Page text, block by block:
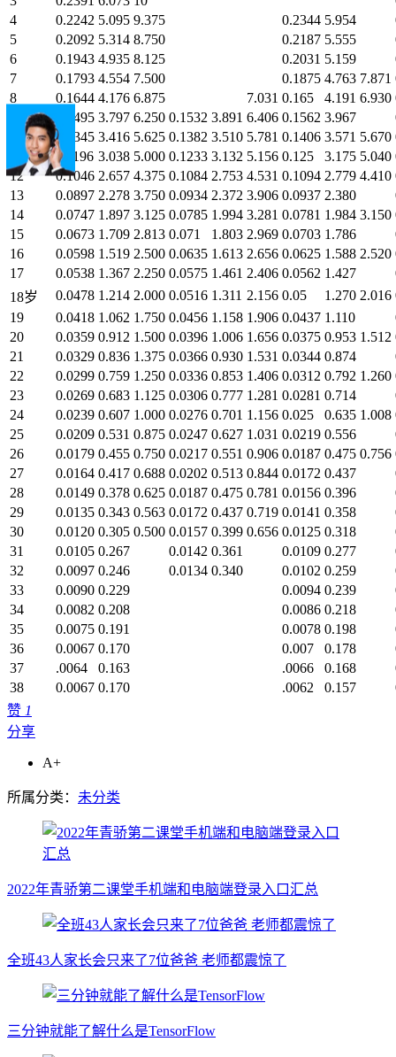
4
0.2242 5.095 9.375 0.2344 5.954
5
0.2092 5.314 8.750 0.2187 5.555
6
0.1943 4.935 8.125 0.2031 5.159
7
0.1793 4.554 7.500 0.1875 4.763 7.871
8
0.1644 4.176 6.875 7.031 0.165 4.191 6.930
0.1495 3.797 6.250 0.1532 3.891 6.406 0.1562 3.967
0.1345 3.416 5.625 0.1382 3.510 5.781 0.1406 3.571 5.670
0.1196 3.038 5.000 0.1233 3.132 5.156 0.125 3.175 5.040
12
0.1046 2.657 4.375 0.1084 2.753 4.531 0.1094 2.779 4.410
13
0.0897 2.278 3.750 0.0934 2.372 3.906 0.0937 2.380
14
0.0747 1.897 3.125 0.0785 1.994 3.281 0.0781 1.984 3.150
15
0.0673 1.709 2.813 0.071 1.803 2.969 0.0703 1.786
16
0.0598 1.519 2.500 0.0635 1.613 2.656 0.0625 1.588 2.520
17
0.0538 1.367 2.250 0.0575 1.461 2.406 0.0562 1.427
18岁
0.0478 1.214 2.000 0.0516 1.311 2.156 0.05 1.270 2.016
19
0.0418 1.062 1.750 0.0456 1.158 1.906 0.0437 1.110
20
0.0359 0.912 1.500 0.0396 1.006 1.656 0.0375 0.953 1.512
21
0.0329 0.836 1.375 0.0366 0.930 1.531 0.0344 0.874
22
0.0299 0.759 1.250 0.0336 0.853 1.406 0.0312 0.792 1.260
23
0.0269 0.683 1.125 0.0306 0.777 1.281 0.0281 0.714
24
0.0239 0.607 1.000 0.0276 0.701 1.156 0.025 0.635 1.008
25
0.0209 0.531 0.875 0.0247 0.627 1.031 0.0219 0.556
26
0.0179 0.455 0.750 0.0217 0.551 0.906 0.0187 0.475 0.756
27
0.0164 0.417 0.688 0.0202 0.513 0.844 0.0172 0.437
28
0.0149 0.378 0.625 0.0187 0.475 0.781 0.0156 0.396
29
0.0135 0.343 0.563 0.0172 0.437 0.719 0.0141 0.358
30
0.0120 0.305 0.500 0.0157 0.399 0.656 0.0125 0.318
31
0.0105 0.267 0.0142 0.361 0.0109 0.277
32
0.0097 0.246 0.0134 0.340 0.0102 0.259
33
0.0090 0.229 0.0094 0.239
34
0.0082 0.208 0.0086 0.218
35
0.0075 0.191 0.0078 0.198
36
0.0067 0.170 0.007 0.178
37
.0064 0.163 .0066 0.168
38
0.0067 0.170 .0062 0.157
赞 1
分享
A+
所属分类： 未分类
2022年青骄第二课堂手机端和电脑端登录入口汇总
全班43人家长会只来了7位爸爸 老师都震惊了
三分钟就能了解什么是TensorFlow